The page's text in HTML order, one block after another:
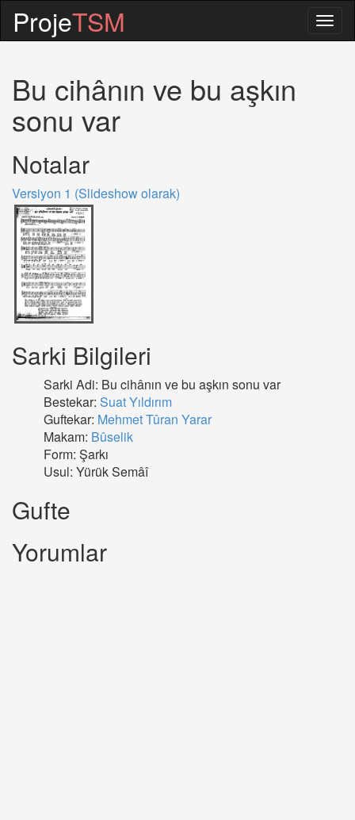
ProjeTSM
Bu cihânın ve bu aşkın
sonu var
Notalar
Versiyon 1 (Slideshow olarak)
Sarki Bilgileri
Sarki Adi: Bu cihânın ve bu aşkın sonu var
Bestekar: Suat Yıldırım
Guftekar: Mehmet Tûran Yarar
Makam: Bûselik
Form: Şarkı
Usul: Yürük Semâî
Gufte
Yorumlar